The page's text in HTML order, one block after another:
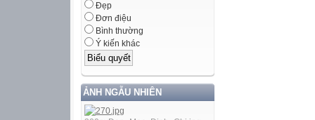
Đẹp
Đơn điệu
Bình thường
Ý kiến khác
ẢNH NGẪU NHIÊN